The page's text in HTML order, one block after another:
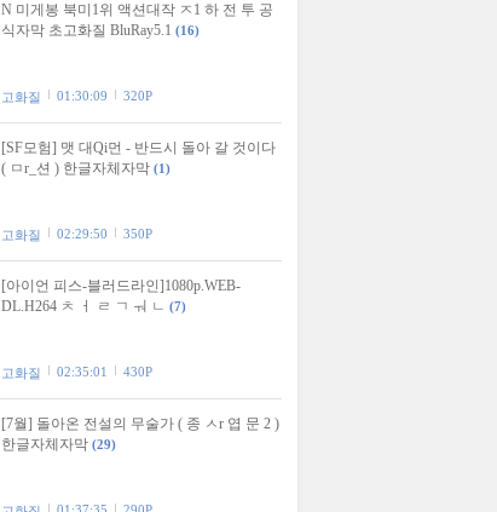
N 미게봉 북미1위 액션대작 ㅈ1 하 전 투 공
식자막 초고화질 BluRay5.1 (16)
고화질 01:30:09 320P
[SF모험] 맷 대Qi먼 - 반드시 돌아 갈 것이다
( ㅁr_션 ) 한글자체자막 (1)
고화질 02:29:50 350P
[아이언 피스-블러드라인]1080p.WEB-
DL.H264 ㅊ ㅓ ㄹ ㄱ ㅝ ㄴ (7)
고화질 02:35:01 430P
[7월] 돌아온 전설의 무술가 ( 종 ㅅr 엽 문 2 )
한글자체자막 (29)